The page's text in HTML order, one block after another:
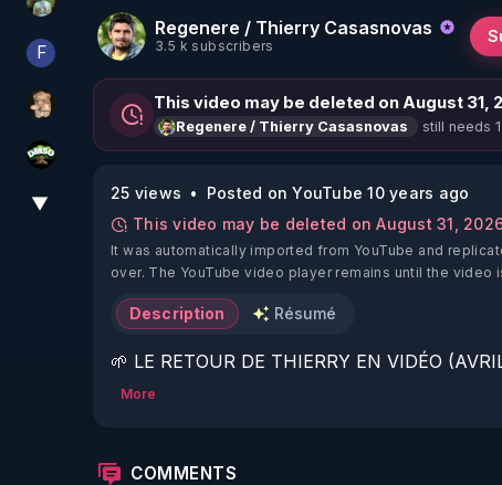
Sonmi-877
FFinalscape
DataCenter
DMSO pour TOUS
▼
Regenere / Thierry Casasnovas
3.5 k subscribers
This video may be deleted on August 31,
Regenere / Thierry Casasnovas still needs
25 views
Posted on YouTube 10 years ago
This video may be deleted on August 31,
It was automatically imported from YouTube and
over. The YouTube video player remains until the video
Description Résumé
🌱 LE RETOUR DE THIERRY EN VIDÉO
🌱 LE MAGAZINE RÉGÉNÈRE
More
COMMENTS